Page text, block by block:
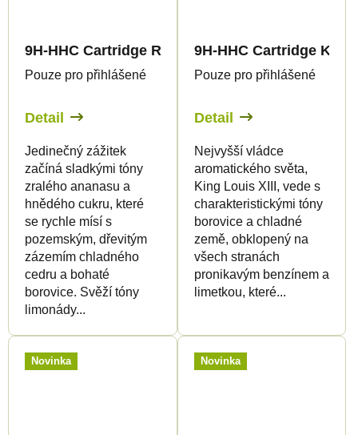
9H-HHC Cartridge Rainbow Runtz 95%
Pouze pro přihlášené
Detail
Jedinečný zážitek
začíná sladkými tóny
zralého ananasu a
hnědého cukru, které
se rychle mísí s
pozemským, dřevitým
zázemím chladného
cedru a bohaté
borovice. Svěží tóny
limonády...
9H-HHC Cartridge King
Pouze pro přihlášené
Detail
Nejvyšší vládce
aromatického světa,
King Louis XIII, vede s
charakteristickými tóny
borovice a chladné
země, obklopený na
všech stranách
pronikavým benzínem a
limetkou, které...
Novinka Novinka